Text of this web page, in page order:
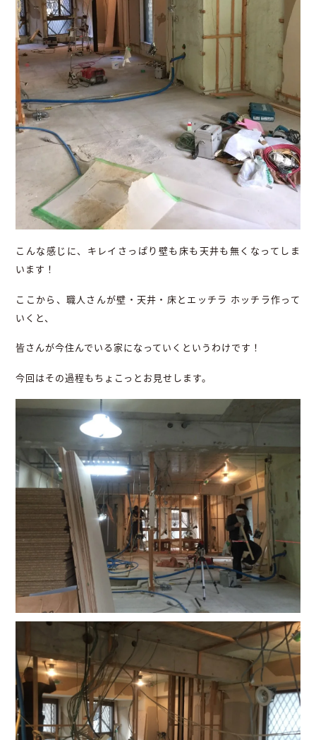
こんな感じに、キレイさっぱり壁も床も天井も無くなってしま
います！
ここから、職人さんが壁・天井・床とエッチラ ホッチラ作って
いくと、
皆さんが今住んでいる家になっていくというわけです！
今回はその過程もちょこっとお見せします。